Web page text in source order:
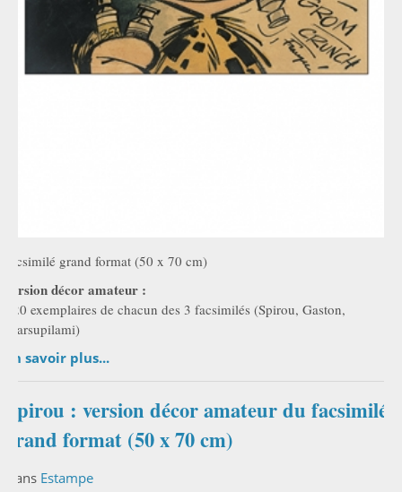
facsimilé grand format (50 x 70 cm)
version décor amateur :
120 exemplaires de chacun des 3 facsimilés (Spirou, Gaston,
Marsupilami)
En savoir plus...
Spirou : version décor amateur du facsimilé
grand format (50 x 70 cm)
Dans Estampe